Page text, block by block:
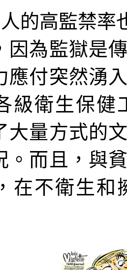
的高監禁率
因為監獄是
應付突然湧
級衛生保健
大量方式的
。而且，與
在不衛生和